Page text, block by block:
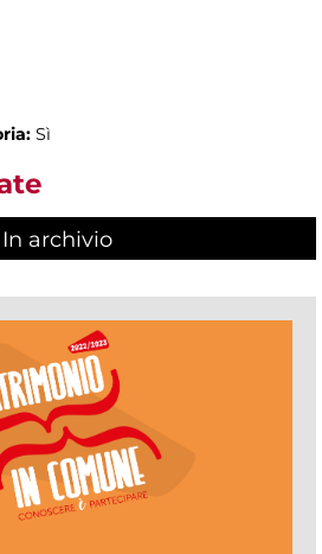
Sì
In archivio